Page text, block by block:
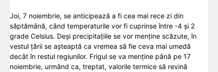
Joi, 7 noiembrie, se anticipează a fi cea mai rece zi din
săptămână, când temperaturile vor fi cuprinse între -4 și 2
grade Celsius. Deși precipitațiile se vor menține scăzute, în
vestul țării se așteaptă ca vremea să fie ceva mai umedă
decât în restul regiunilor. Frigul se va menține până pe 17
noiembrie, urmând ca, treptat, valorile termice să revină